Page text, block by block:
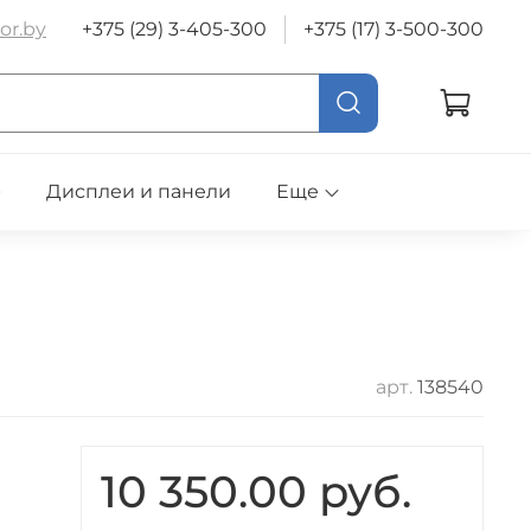
+375 (29) 3-405-300 +375 (17) 3-500-300
Дисплеи и панели Еще
арт. 138540
10 350.00 руб.